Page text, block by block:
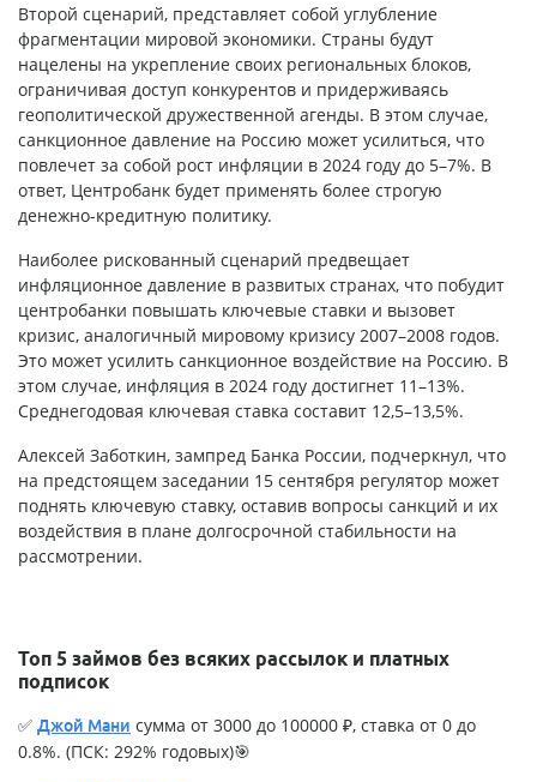
Второй сценарий, представляет собой углубление
фрагментации мировой экономики. Страны будут
нацелены на укрепление своих региональных блоков,
ограничивая доступ конкурентов и придерживаясь
геополитической дружественной агенды. В этом случае,
санкционное давление на Россию может усилиться, что
повлечет за собой рост инфляции в 2024 году до 5–7%. В
ответ, Центробанк будет применять более строгую
денежно-кредитную политику.
Наиболее рискованный сценарий предвещает
инфляционное давление в развитых странах, что побудит
центробанки повышать ключевые ставки и вызовет
кризис, аналогичный мировому кризису 2007–2008 годов.
Это может усилить санкционное воздействие на Россию. В
этом случае, инфляция в 2024 году достигнет 11–13%.
Среднегодовая ключевая ставка составит 12,5–13,5%.
Алексей Заботкин, зампред Банка России, подчеркнул, что
на предстоящем заседании 15 сентября регулятор может
поднять ключевую ставку, оставив вопросы санкций и их
воздействия в плане долгосрочной стабильности на
рассмотрении.
Топ 5 займов без всяких рассылок и платных
подписок
✅ Джой Мани сумма от 3000 до 100000 ₽, ставка от 0 до
0.8%. (ПСК: 292% годовых)🎯